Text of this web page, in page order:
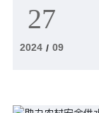
的发展路径，
024年9月24
会、中国煤炭
27
2024 / 09